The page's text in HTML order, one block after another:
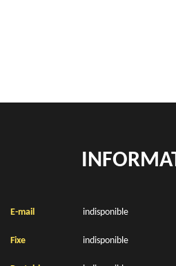
E-mail indisponible
Fixe indisponible